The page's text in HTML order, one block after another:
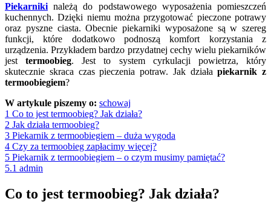
Piekarniki należą do podstawowego wyposażenia pomieszczeń
kuchennych. Dzięki niemu można przygotować pieczone potrawy
oraz pyszne ciasta. Obecnie piekarniki wyposażone są w szereg
funkcji, które dodatkowo podnoszą komfort korzystania z
urządzenia. Przykładem bardzo przydatnej cechy wielu piekarników
jesttermoobieg. Jest to system cyrkulacji powietrza, który
skutecznie skraca czas pieczenia potraw. Jak działapiekarnik z
termoobiegiem?
W artykule piszemy o: schowaj
1 Co to jest termoobieg? Jak działa?
2 Jak działa termoobieg?
3 Piekarnik z termoobiegiem – duża wygoda
4 Czy za termoobieg zapłacimy więcej?
5 Piekarnik z termoobiegiem – o czym musimy pamiętać?
5.1 admin
Co to jest termoobieg? Jak działa?